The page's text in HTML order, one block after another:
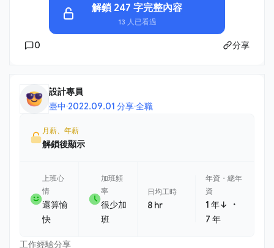
解鎖 247 字完整內容
13 人已看過
0 分享
設計專員
臺中·2022.09.01 分享·全職
月薪、年薪
解鎖後顯示
上班心
情
還算愉
快
加班頻
率
很少加
班
日均工時
8 hr
年資・總年
資
1 年↓ ・
7 年
工作經驗分享